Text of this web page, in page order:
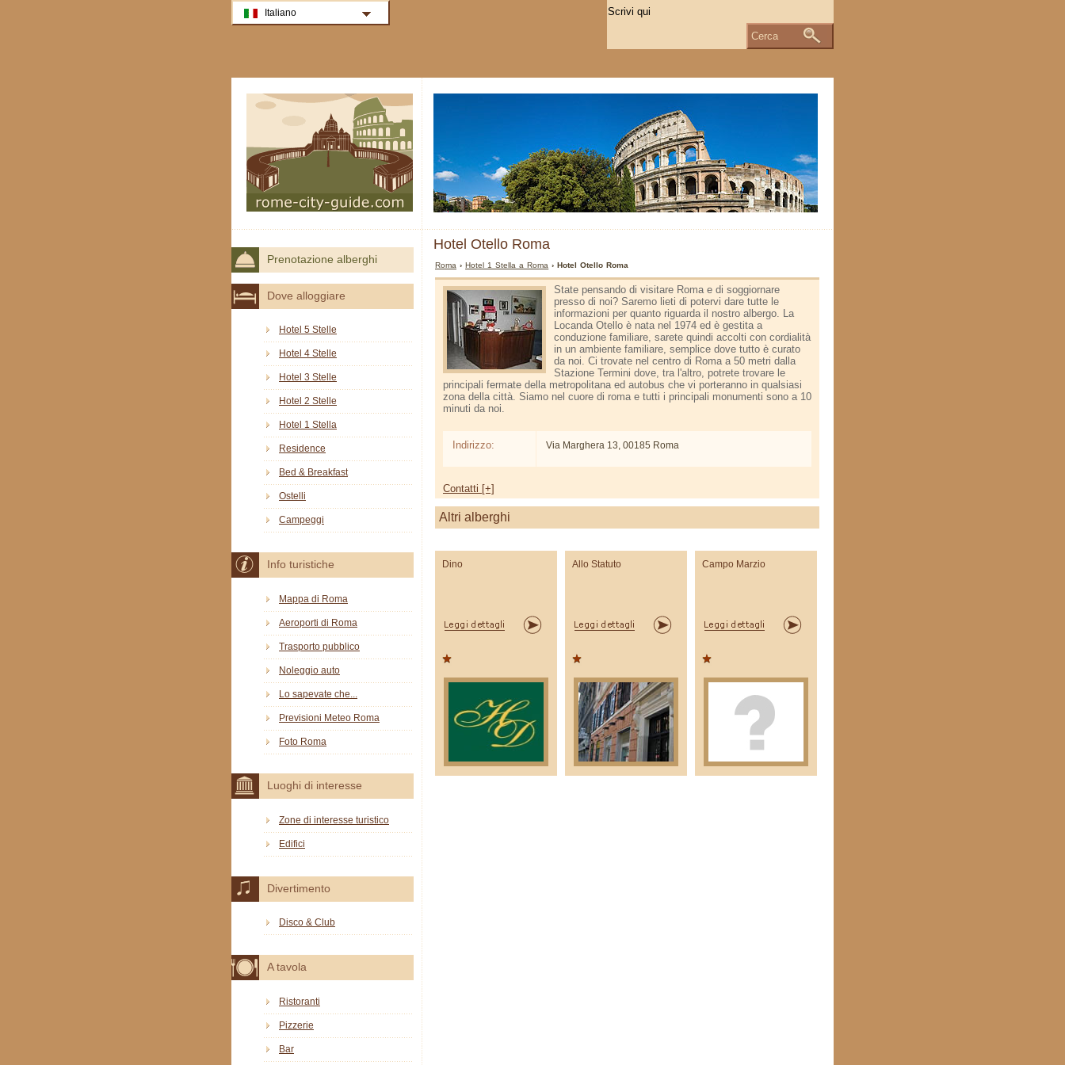
Hotel Otello Roma
Roma ›Hotel 1 Stella a Roma › Hotel Otello Roma
State pensando di visitare Roma e di soggiornare
presso di noi? Saremo lieti di potervi dare tutte le
informazioni per quanto riguarda il nostro albergo. La
Locanda Otello è nata nel 1974 ed è gestita a
conduzione familiare, sarete quindi accolti con cordialità
in un ambiente familiare, semplice dove tutto è curato
da noi. Ci trovate nel centro di Roma a 50 metri dalla
Stazione Termini dove, tra l'altro, potrete trovare le
principali fermate della metropolitana ed autobus che vi porteranno in qualsiasi
zona della città. Siamo nel cuore di roma e tutti i principali monumenti sono a 10
minuti da noi.
Indirizzo: Via Marghera 13, 00185 Roma
Contatti [+]
Altri alberghi
Dino Allo Statuto Campo Marzio
Prenotazione alberghi
Dove alloggiare
Hotel 5 Stelle
Hotel 4 Stelle
Hotel 3 Stelle
Hotel 2 Stelle
Hotel 1 Stella
Residence
Bed & Breakfast
Ostelli
Campeggi
Info turistiche
Mappa di Roma
Aeroporti di Roma
Trasporto pubblico
Noleggio auto
Lo sapevate che...
Previsioni Meteo Roma
Foto Roma
Luoghi di interesse
Zone di interesse turistico
Edifici
Divertimento
Disco & Club
A tavola
Ristoranti
Pizzerie
Bar
Italiano
Cerca